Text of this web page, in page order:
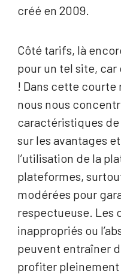
créé en 2009.
Côté tarifs, là
pour un tel site,
! Dans cette courte
nous nous
caractéristiques
sur les avantages
l’utilisation de la
plateformes,
modérées pour
respectueuse. Les
inappropriés ou
peuvent entraîner
profiter pleinement